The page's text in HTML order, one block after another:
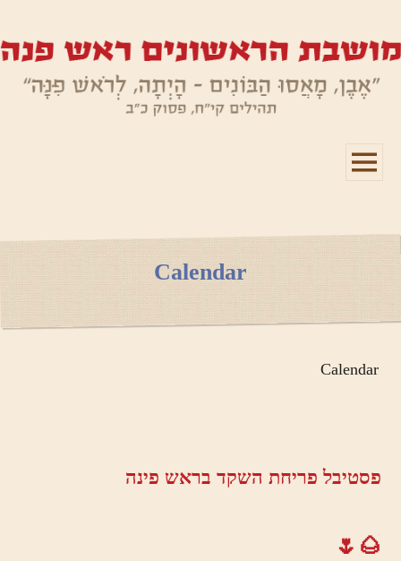
Calendar
Calendar
פסטיבל פריחת השקד בראש פינה
🌰🌷